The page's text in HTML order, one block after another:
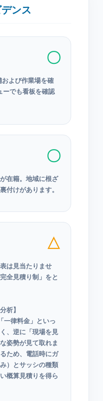
ンス
〇
よび作業場を確
でも看板を確認
〇
在籍。地域に根ざ
付けがあります。
△
は見当たりませ
全見積り制」をと
析】
一律料金」といっ
、逆に「現場を見
姿勢が見て取れま
ため、電話時にガ
）とサッシの種類
概算見積りを得ら